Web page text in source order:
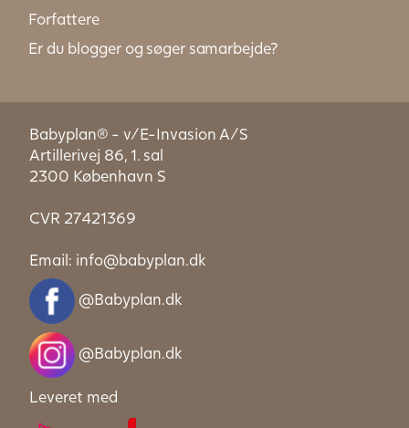
Forfattere
Er du blogger og søger samarbejde?
Babyplan® - v/E-Invasion A/S
Artillerivej 86, 1. sal
2300 København S
CVR 27421369
Email: info@babyplan.dk
@Babyplan.dk
@Babyplan.dk
Leveret med